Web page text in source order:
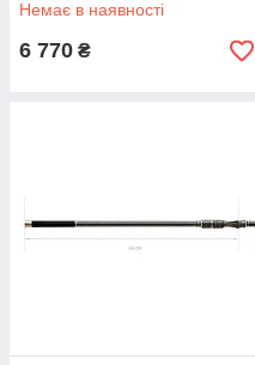
Немає в наявності
6 770 ₴